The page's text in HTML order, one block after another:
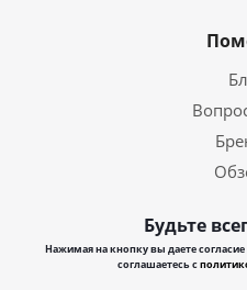
Будьте
Нажимая на кнопку вы даете
соглашаетесь с